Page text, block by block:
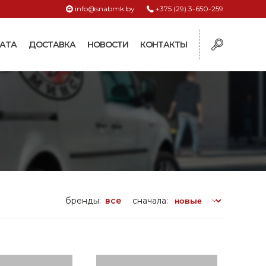
+375 (29) 3-650-259
info@snabmk.by
ДОСТАВКА НОВОСТИ КОНТАКТЫ
и
сначала:
бренды: все